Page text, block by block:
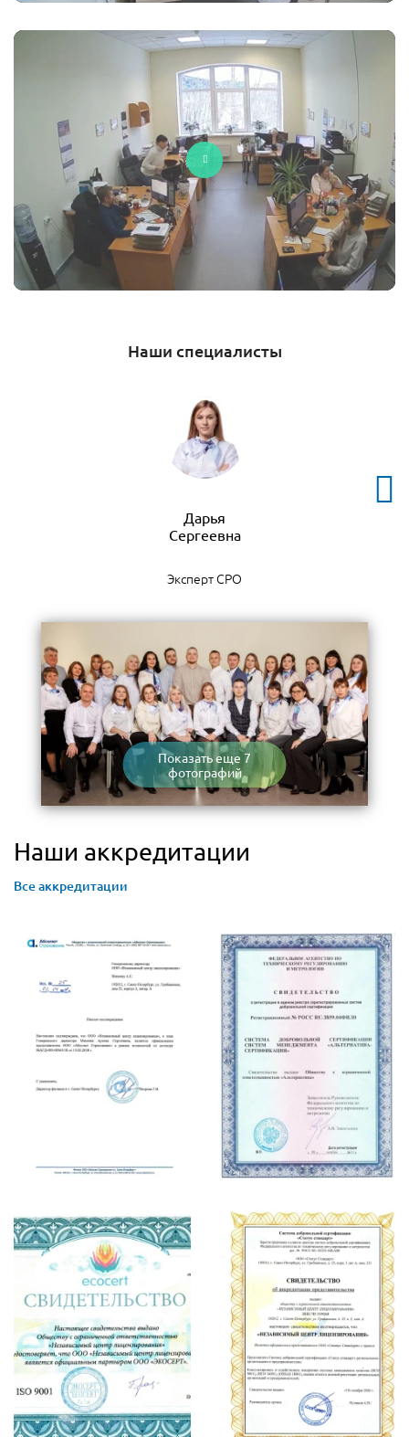
Наши специалисты
Дарья
Сергеевна
Эксперт СРО
Показать еще 7
фотографий
Наши аккредитации
Все аккредитации